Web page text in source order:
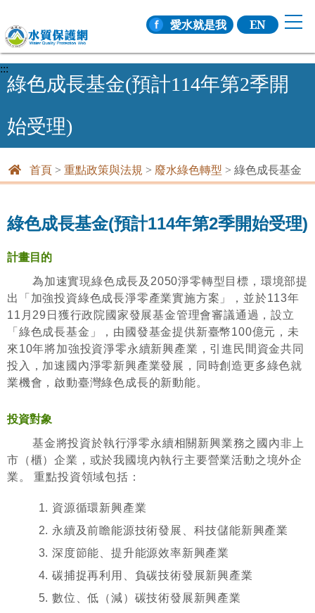
選
愛水就是我 EN
:::
綠色成長基金(預計114年第2季開
始受理)
首頁 > 重點政策與法規 > 廢水綠色轉型 > 綠色成長基金
綠色成長基金(預計114年第2季開始受理)
計畫目的
為加速實現綠色成長及2050淨零轉型目標，環境部提
出「加強投資綠色成長淨零產業實施方案」，並於113年
11月29日獲行政院國家發展基金管理會審議通過，設立
「綠色成長基金」，由國發基金提供新臺幣100億元，未
來10年將加強投資淨零永續新興產業，引進民間資金共同
投入，加速國內淨零新興產業發展，同時創造更多綠色就
業機會，啟動臺灣綠色成長的新動能。
投資對象
基金將投資於執行淨零永續相關新興業務之國內非上
市（櫃）企業，或於我國境內執行主要營業活動之境外企
業。 重點投資領域包括：
資源循環新興產業
永續及前瞻能源技術發展、科技儲能新興產業
深度節能、提升能源效率新興產業
碳捕捉再利用、負碳技術發展新興產業
數位、低（減）碳技術發展新興產業